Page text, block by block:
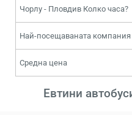
Чорлу - Пловдив Колко часа?
Най-посещаваната компания
Средна цена
Евтини